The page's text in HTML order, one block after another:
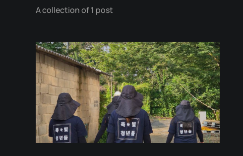
A collection of 1 post